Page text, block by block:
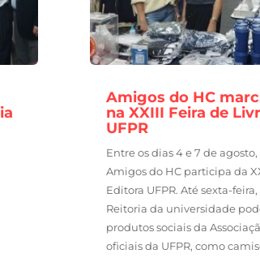
Amigos do HC
na XXIII Feira de
UFPR
Entre os dias 4 e 7 de agosto,
Amigos do HC participa da
Editora UFPR. Até sexta-
Reitoria da universidade
produtos sociais da
oficiais da UFPR, como